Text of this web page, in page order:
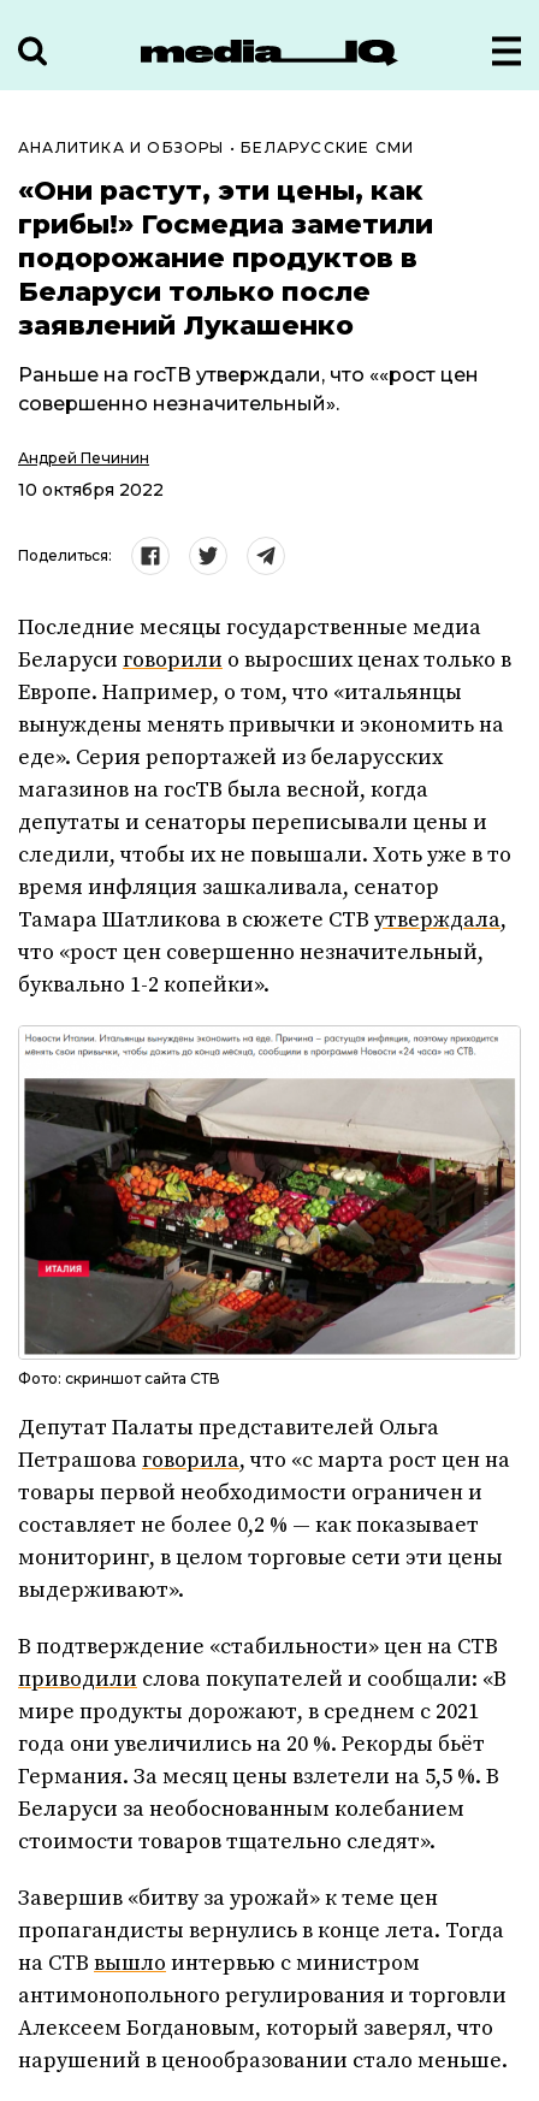
АНАЛИТИКА И ОБЗОРЫ •БЕЛАРУССКИЕ СМИ
«Они растут, эти цены, как
грибы!» Госмедиа заметили
подорожание продуктов в
Беларуси только после
заявлений Лукашенко
Раньше на госТВ утверждали, что ««рост цен
совершенно незначительный».
Андрей Печинин
10 октября 2022
Поделиться:
Последние месяцы государственные медиа
Беларуси говорили о выросших ценах только в
Европе. Например, о том, что «итальянцы
вынуждены менять привычки и экономить на
еде». Серия репортажей из беларусских
магазинов на госТВ была весной, когда
депутаты и сенаторы переписывали цены и
следили, чтобы их не повышали. Хоть уже в то
время инфляция зашкаливала, сенатор
Тамара Шатликова в сюжете СТВ утверждала,
что «рост цен совершенно незначительный,
буквально 1-2 копейки».
Фото: скриншот сайта СТВ
Депутат Палаты представителей Ольга
Петрашоваговорила, что «с марта рост цен на
товары первой необходимости ограничен и
составляет не более 0,2 % — как показывает
мониторинг, в целом торговые сети эти цены
выдерживают».
В подтверждение «стабильности» цен на СТВ
приводили слова покупателей и сообщали: «В
мире продукты дорожают, в среднем с 2021
года они увеличились на 20 %. Рекорды бьёт
Германия. За месяц цены взлетели на 5,5 %. В
Беларуси за необоснованным колебанием
стоимости товаров тщательно следят».
Завершив «битву за урожай» к теме цен
пропагандисты вернулись в конце лета. Тогда
на СТВ вышло интервью с министром
антимонопольного регулирования и торговли
Алексеем Богдановым, который заверял, что
нарушений в ценообразовании стало меньше.